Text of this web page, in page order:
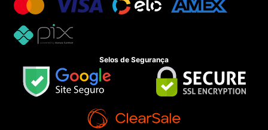
Selos de Segurança